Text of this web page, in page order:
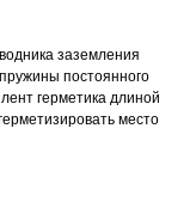
заземления
постоянного
герметика длиной
место